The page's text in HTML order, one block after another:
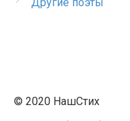
© 2020 НашСтих